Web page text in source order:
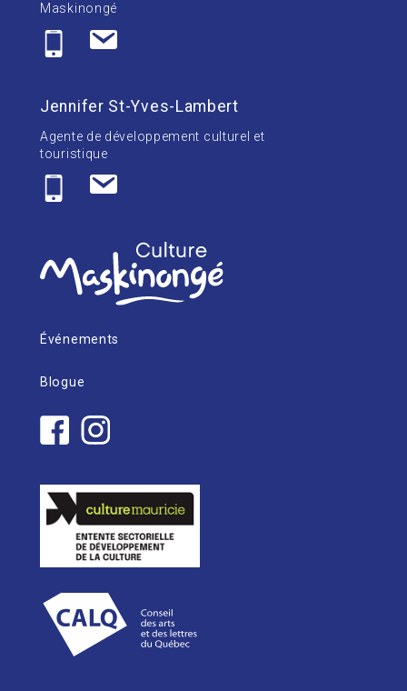
Maskinongé
Jennifer St-Yves-Lambert
Agente de développement culturel et
touristique
Événements
Blogue